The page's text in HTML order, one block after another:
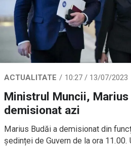
ACTUALITATE 10:27 / 13/07/2023
Ministrul Muncii, Marius
demisionat azi
Marius Budăi a demisionat din
ședinței de Guvern de la ora 11.00.